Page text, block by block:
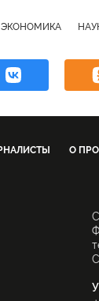
ЭКОНОМИКА
О